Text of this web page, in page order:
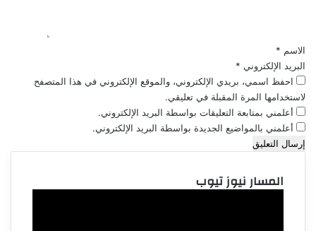
الاسم *
البريد الإلكتروني *
احفظ اسمي، بريدي الإلكتروني، والموقع الإلكتروني في هذا المتصفح
لاستخدامها المرة المقبلة في تعليقي.
أعلمني بمتابعة التعليقات بواسطة البريد الإلكتروني.
أعلمني بالمواضيع الجديدة بواسطة البريد الإلكتروني.
المسار نيوز تيوب